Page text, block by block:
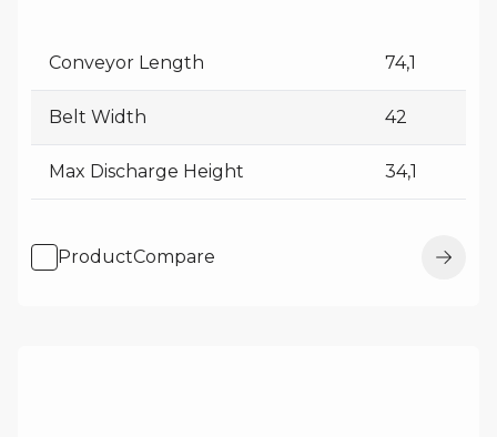
Conveyor Length 74,1
Belt Width 42
Max Discharge Height 34,1
ProductCompare